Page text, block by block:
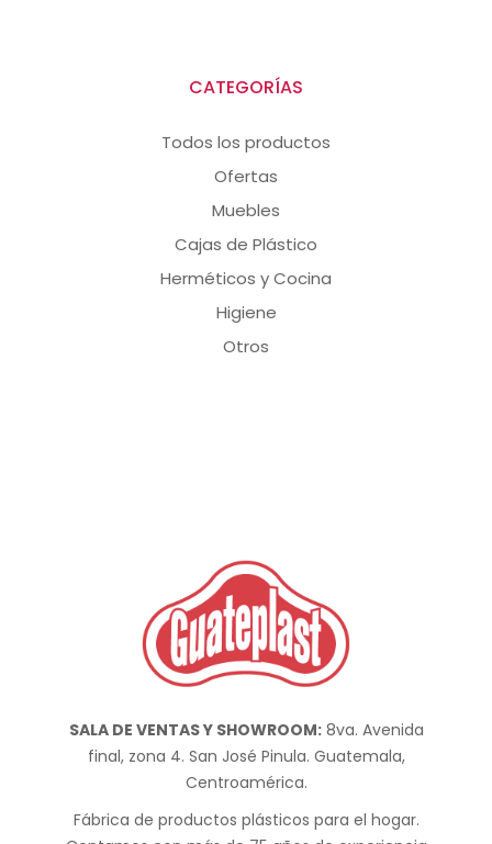
CATEGORÍAS
Todos los productos
Ofertas
Muebles
Cajas de Plástico
Herméticos y Cocina
Higiene
Otros
SALA DE VENTAS Y SHOWROOM:8va. Avenida
final, zona 4. San José Pinula. Guatemala,
Centroamérica.
Fábrica de productos plásticos para el hogar.